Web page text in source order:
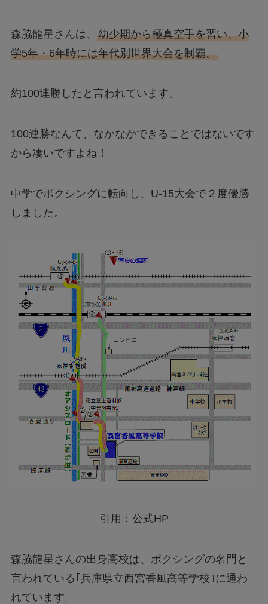
森脇龍星さんは、 幼少期から極真空手を習い、小
学5年・6年時には年代別世界大会を制覇。
約100連勝したと言われています。
100連勝なんて、なかなかできることではないです
から凄いですよね！
中学でボクシングに転向し、U-15大会で２度優勝
しました。
引用：公式HP
森脇龍星さんの出身高校は、ボクシングの名門と
言われている｢兵庫県立西宮香風高等学校｣に通わ
れています。